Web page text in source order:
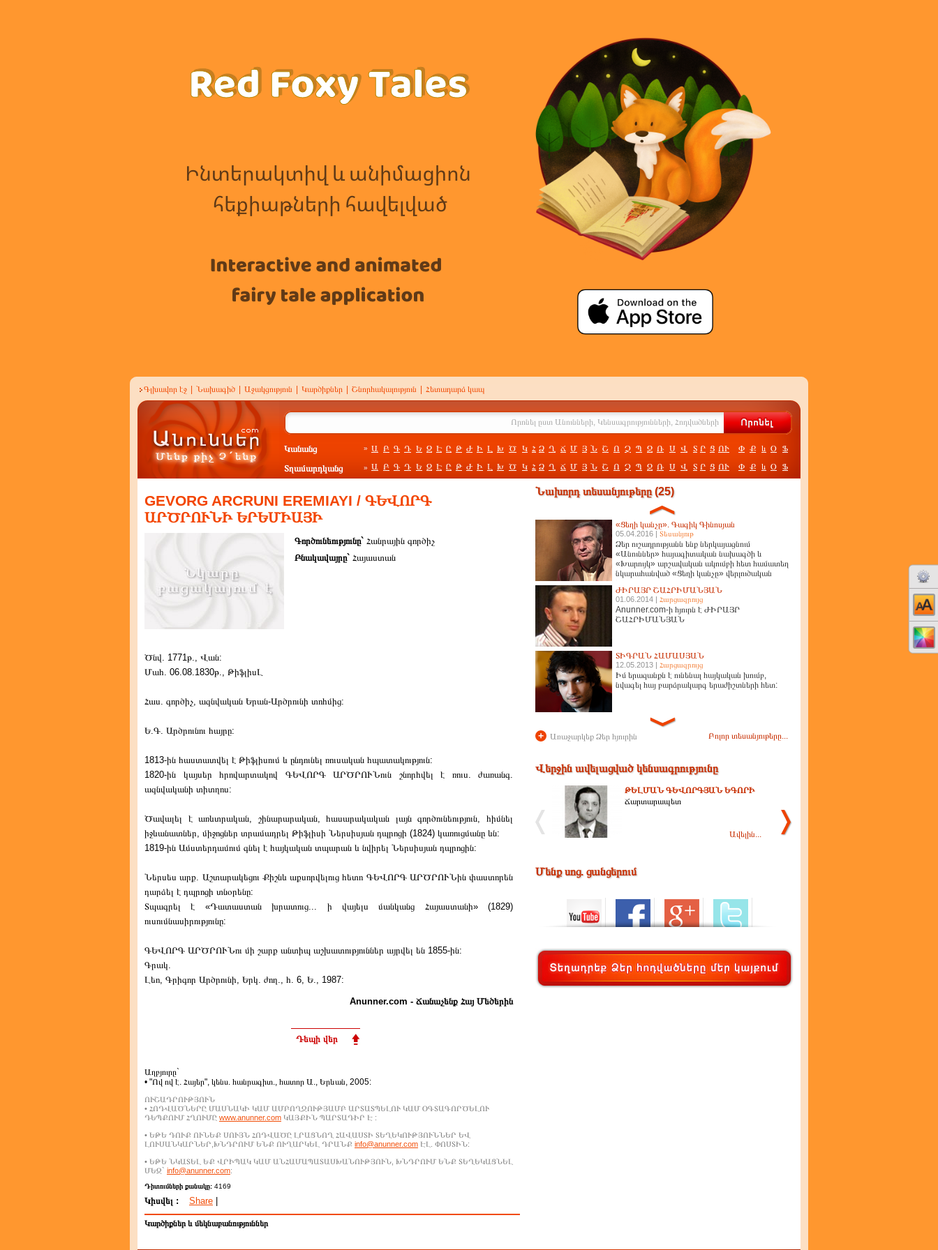
Գլխավոր էջ Նախագիծ Աջակցություն Կարծիքներ Շնորհակալություն Հետադարձ կապ
Կանանց » Ա Բ Գ Դ Ե Զ Է Ը Թ Ժ Ի Լ Խ Ծ Կ Հ Ձ Ղ Ճ Մ Յ Ն Շ Ո Չ Պ Ջ Ռ Ս Վ Տ Ր Ց ՈՒ Փ Ք և Օ Ֆ
Տղամարդկանց » Ա Բ Գ Դ Ե Զ Է Ը Թ Ժ Ի Լ Խ Ծ Կ Հ Ձ Ղ Ճ Մ Յ Ն Շ Ո Չ Պ Ջ Ռ Ս Վ Տ Ր Ց ՈՒ Փ Ք և Օ Ֆ
GEVORG ARCRUNI EREMIAYI / ԳԵՎՈՐԳ
ԱՐԾՐՈՒՆԻ ԵՐԵՄԻԱՅԻ
Գործունեությունը` Հանրային գործիչ
Բնակավայրը` Հայաստան
Ծնվ. 1771թ., Վան:
Մահ. 06.08.1830թ., ԹիֆլիսԼ
Հաս. գործիչ, ազնվական Երան-Արծրունի տոհմից:
Ե.Գ. Արծրունու հայրը:
1813-ին հաստատվել է Թիֆլիսում և ընդունել ռուսական հպատակություն:
1820-ին կայսեր հրովարտակով ԳԵՎՈՐԳ ԱՐԾՐՈՒՆուն շնորհվել է ռուս. ժառանգ.
ազնվականի տիտղոս:
Ծավալել է առևտրական, շինարարական, հասարակական լայն գործունեություն, հիմնել
իջևանատներ, միջոցներ տրամադրել Թիֆլիսի Ներսիսյան դպրոցի (1824) կառուցմանը ևն:
1819-ին Ամստերդամում գնել է հայկական տպարան և նվիրել Ներսիսյան դպրոցին:
Ներսես արք. Աշտարակեցու Քիշնև աքսորվելուց հետո ԳԵՎՈՐԳ ԱՐԾՐՈՒՆին փաստորեն
դարձել է դպրոցի տնօրենը:
Տպագրել է «Դատաստան խրատուց... ի վայելս մանկանց Հայաստանի» (1829)
ուսումնասիրությունը:
ԳԵՎՈՐԳ ԱՐԾՐՈՒՆու մի շարք անտիպ աշխատություններ այրվել են 1855-ին:
Գրակ.
Լեո, Գրիգոր Արծրունի, Երկ. ժող., հ. 6, Ե., 1987:
Anunner.com - Ճանաչենք Հայ Մեծերին
Դեպի վեր
Աղբյուրը`
• "Ով ով է. Հայեր", կենս. հանրագիտ., հատոր Ա., Երևան, 2005:
ՈՒՇԱԴՐՈՒԹՅՈՒՆ
• ՀՈԴՎԱԾՆԵՐԸ ՄԱՍՆԱԿԻ ԿԱՄ ԱՄԲՈՂՋՈՒԹՅԱՄԲ ԱՐՏԱՏՊԵԼՈՒ ԿԱՄ ՕԳՏԱԳՈՐԾԵԼՈՒ
ԴԵՊՔՈՒՄ ՀՂՈՒՄԸ www.anunner.com ԿԱՅՔԻՆ ՊԱՐՏԱԴԻՐ Է :
• ԵԹԵ ԴՈՒՔ ՈՒՆԵՔ ՍՈՒՅՆ ՀՈԴՎԱԾԸ ԼՐԱՑՆՈՂ ՀԱՎԱՍՏԻ ՏԵՂԵԿՈՒԹՅՈՒՆՆԵՐ ԵՎ
ԼՈՒՍԱՆԿԱՐՆԵՐ,ԽՆԴՐՈՒՄ ԵՆՔ ՈՒՂԱՐԿԵԼ ԴՐԱՆՔ info@anunner.com ԷԼ. ՓՈՍՏԻՆ:
• ԵԹԵ ՆԿԱՏԵԼ ԵՔ ՎՐԻՊԱԿ ԿԱՄ ԱՆՀԱՄԱՊԱՏԱՍԽԱՆՈՒԹՅՈՒՆ, ԽՆԴՐՈՒՄ ԵՆՔ ՏԵՂԵԿԱՑՆԵԼ
ՄԵԶ` info@anunner.com:
Դիտումների քանակը: 4169
Կիսվել : Share
Կարծիքներ և մեկնաբանություններ
Նախորդ տեսանյութերը (25)
«Ցեղի կանչը». Գագիկ Գինոսյան
05.04.2016 | Տեսանյութ
Ձեր ուշադրությանն ենք ներկայացնում
«Անուններ» հայագիտական նախագծի և
«Խարույկ» արշավական ակումբի հետ համատեղ
նկարահանված «Ցեղի կանչը» վերլուծական
ԺԻՐԱՅՐ ՇԱՀՐԻՄԱՆՅԱՆ
01.06.2014 | Հարցազրույց
Anunner.com-ի հյուրն է ԺԻՐԱՅՐ
ՇԱՀՐԻՄԱՆՅԱՆ
ՏԻԳՐԱՆ ՀԱՄԱՍՅԱՆ
12.05.2013 | Հարցազրույց
Իմ երազանքն է ունենալ հայկական խումբ,
նվագել հայ բարձրակարգ երաժիշտների հետ:
+ Առաջարկեք Ձեր հյուրին Բոլոր տեսանյութերը...
Վերջին ավելացված կենսագրությունը
ԹԵԼՄԱՆ ԳԵՎՈՐԳՅԱՆ ԵԳՈՐԻ
Ճարտարապետ
Ավելին...
Մենք սոց. ցանցերում